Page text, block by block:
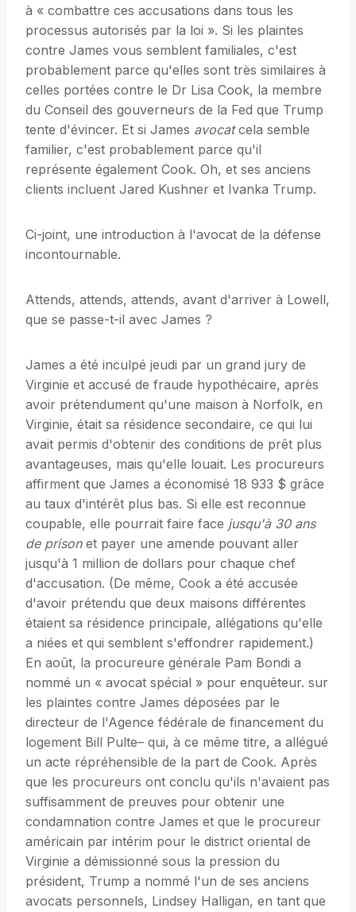
à « combattre ces accusations dans tous les
processus autorisés par la loi ». Si les plaintes
contre James vous semblent familiales, c'est
probablement parce qu'elles sont très similaires à
celles portées contre le Dr Lisa Cook, la membre
du Conseil des gouverneurs de la Fed que Trump
tente d'évincer. Et si James avocatcela semble
familier, c'est probablement parce qu'il
représente également Cook. Oh, et ses anciens
clients incluent Jared Kushner et Ivanka Trump.
Ci-joint, une introduction à l'avocat de la défense
incontournable.
Attends, attends, attends, avant d'arriver à Lowell,
que se passe-t-il avec James ?
James a été inculpé jeudi par un grand jury de
Virginie et accusé de fraude hypothécaire, après
avoir prétendument qu'une maison à Norfolk, en
Virginie, était sa résidence secondaire, ce qui lui
avait permis d'obtenir des conditions de prêt plus
avantageuses, mais qu'elle louait. Les procureurs
affirment que James a économisé 18 933 $ grâce
au taux d'intérêt plus bas. Si elle est reconnue
coupable, elle pourrait faire face jusqu'à 30 ans
de prisonet payer une amende pouvant aller
jusqu'à 1 million de dollars pour chaque chef
d'accusation. (De même, Cook a été accusée
d'avoir prétendu que deux maisons différentes
étaient sa résidence principale, allégations qu'elle
a niées et qui semblent s'effondrer rapidement.)
En août, la procureure générale Pam Bondi a
nommé un « avocat spécial » pour enquêteur. sur
les plaintes contre James déposées par le
directeur de l'Agence fédérale de financement du
logement Bill Pulte– qui, à ce même titre, a allégué
un acte répréhensible de la part de Cook. Après
que les procureurs ont conclu qu'ils n'avaient pas
suffisamment de preuves pour obtenir une
condamnation contre James et que le procureur
américain par intérim pour le district oriental de
Virginie a démissionné sous la pression du
président, Trump a nommé l'un de ses anciens
avocats personnels, Lindsey Halligan, en tant que